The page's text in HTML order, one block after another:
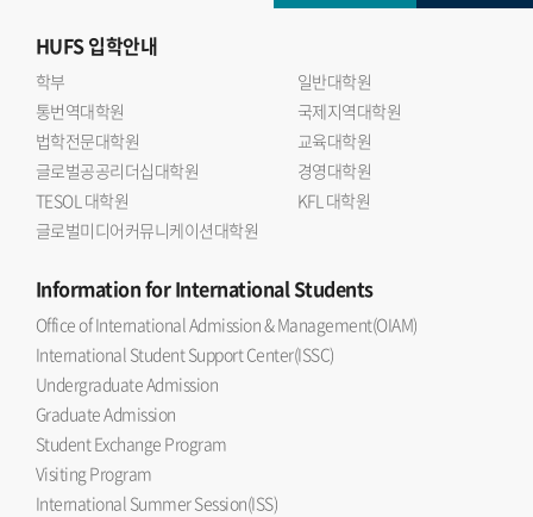
HUFS입학안내
학부
일반대학원
통번역대학원
국제지역대학원
법학전문대학원
교육대학원
글로벌공공리더십대학원
경영대학원
TESOL 대학원
KFL 대학원
글로벌미디어커뮤니케이션대학원
Informationfor International Students
Office of International Admission & Management(OIAM)
International Student Support Center(ISSC)
Undergraduate Admission
Graduate Admission
Student Exchange Program
Visiting Program
International Summer Session(ISS)